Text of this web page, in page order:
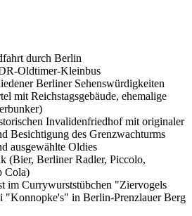
durch Berlin
Oldtimer-Kleinbus
Berliner Sehenswürdigkeiten
mit Reichstagsgebäude, ehemalige
Invalidenfriedhof mit originaler
Besichtigung des Grenzwachturms
ausgewählte Oldies
(Bier, Berliner Radler, Piccolo,
Cola)
im Currywurststübchen "Ziervogels
"Konnopke's" in Berlin-Prenzlauer Berg